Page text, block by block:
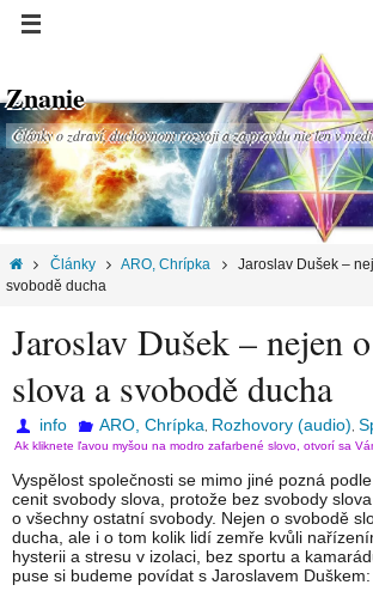
Znanie
Články o zdraví, duchovnom rozvoji a za pravdu nie len v
Články ARO, Chrípka
Jaroslav Dušek –
svobodě ducha
Jaroslav Dušek – nejen
slova a svobodě ducha
info ARO, Chrípka Rozhovory (audio)
Ak kliknete ľavou myšou na modro zafarbené slovo, otvorí sa
Vyspělost společnosti se mimo jiné pozná
cenit svobody slova, protože bez svobody
o všechny ostatní svobody. Nejen o svobodě
ducha, ale i o tom kolik lidí zemře kvůli
hysterii a stresu v izolaci, bez sportu a
puse si budeme povídat s Jaroslavem Duškem: